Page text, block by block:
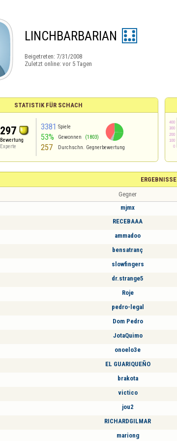
LINCHBARBARIAN
Beigetreten: 7/31/2008
Zuletzt online: vor 5 Tagen
STATISTIK FÜR SCHACH
297
Bewertung
Experte
3381 Spiele
53% Gewonnen (1803)
257 Durchschn. Gegnerbewertung
ERGEBNISSE
Gegner
mjmx
RECEBAAA
ammadoo
bensatranç
slowfingers
dr.strange5
Roje
pedro-legal
Dom Pedro
JotaQuimo
onoelo3e
EL GUARIQUEÑO
brakota
victico
jou2
RICHARDGILMAR
mariong